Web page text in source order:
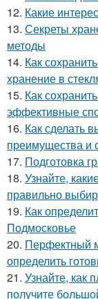
12. Какие
13. Секреты
методы
14. Как
хранение в
15. Как
эффективные
16. Как сделать
преимущества и
17. Подготовка
18. Узнайте,
правильно
19. Как
Подмосковье
20. Перфектный
определить
21. Узнайте, как
получите